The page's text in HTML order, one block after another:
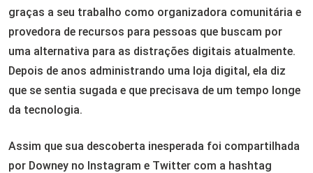
graças a seu trabalho como organizadora comunitária e
provedora de recursos para pessoas que buscam por
uma alternativa para as distrações digitais atualmente.
Depois de anos administrando uma loja digital, ela diz
que se sentia sugada e que precisava de um tempo longe
da tecnologia.
Assim que sua descoberta inesperada foi compartilhada
por Downey no Instagram e Twitter com a hashtag